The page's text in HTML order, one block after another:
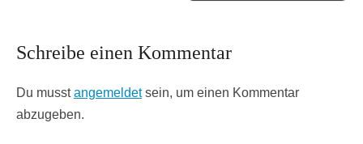
Schreibe einen Kommentar
Du musstangemeldetsein, um einen Kommentar
abzugeben.